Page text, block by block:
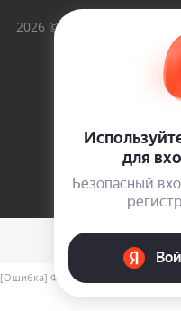
2026 © Вольный Ветер -
для
[Ошибка] Файл include/